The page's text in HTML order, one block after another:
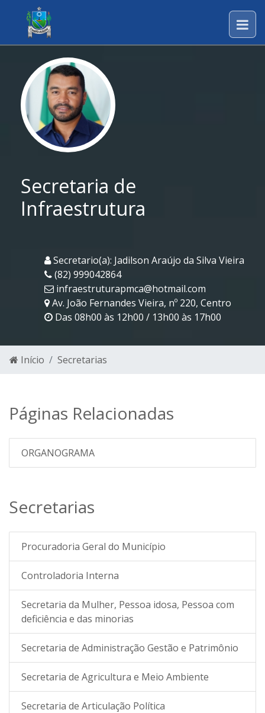
Secretaria de
Infraestrutura
Secretario(a): Jadilson Araújo da Silva Vieira
(82) 999042864
infraestruturapmca@hotmail.com
Av. João Fernandes Vieira, nº 220, Centro
Das 08h00 às 12h00 / 13h00 às 17h00
Início Secretarias
Páginas Relacionadas
ORGANOGRAMA
Secretarias
Procuradoria Geral do Município
Controladoria Interna
Secretaria da Mulher, Pessoa idosa, Pessoa com
deficiência e das minorias
Secretaria de Administração Gestão e Patrimônio
Secretaria de Agricultura e Meio Ambiente
Secretaria de Articulação Política